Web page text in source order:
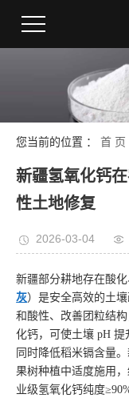
您当前的位置 ：首 页
新疆氢氧化钙
性土地修复
2026-03-04
新疆部分耕地存在酸
灰）是安全高效的土
和酸性、改善团粒结
化钙，可使土壤 pH 提
同时降低稻米镉含量
果树种植中适度施用
业级氢氧化钙纯度